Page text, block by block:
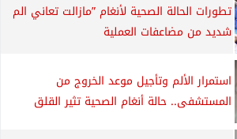
تطورات الحالة الصحية لأنغام ”مازالت تعاني الم
شديد من مضاعفات العملية
استمرار الألم وتأجيل موعد الخروج من
المستشفى.. حالة أنغام الصحية تثير القلق